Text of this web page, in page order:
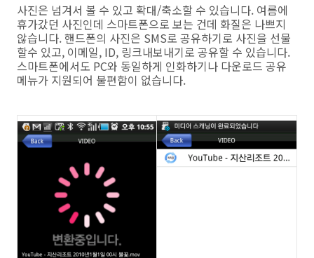
사진은 넘겨서 볼 수 있고 확대/축소할 수 있습니다. 여름에
휴가갔던 사진인데 스마트폰으로 보는 건데 화질은 나쁘지
않습니다. 핸드폰의 사진은 SMS로 공유하기로 사진을 선물
할수 있고, 이메일, ID, 링크내보내기로 공유할 수 있습니다.
스마트폰에서도 PC와 동일하게 인화하기나 다운로드 공유
메뉴가 지원되어 불편함이 없습니다.